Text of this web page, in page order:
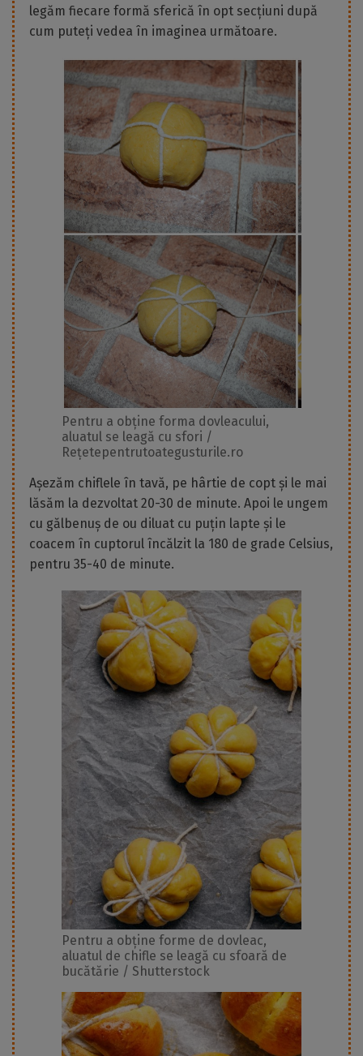
legăm fiecare formă sferică în opt secțiuni după
cum puteți vedea în imaginea următoare.
Pentru a obține forma dovleacului,
aluatul se leagă cu sfori /
Rețetepentrutoategusturile.ro
Așezăm chiflele în tavă, pe hârtie de copt și le mai
lăsăm la dezvoltat 20-30 de minute. Apoi le ungem
cu gălbenuș de ou diluat cu puțin lapte și le
coacem în cuptorul încălzit la 180 de grade Celsius,
pentru 35-40 de minute.
Pentru a obține forme de dovleac,
aluatul de chifle se leagă cu sfoară de
bucătărie / Shutterstock